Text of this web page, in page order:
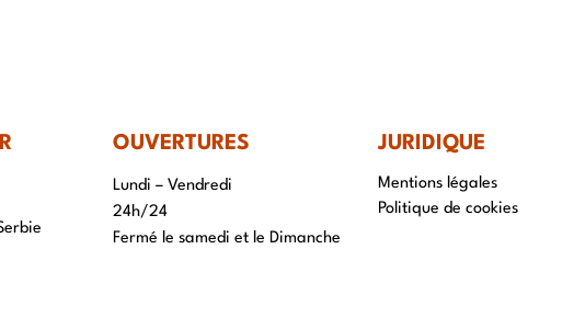
OUVERTURES
Lundi – Vendredi
24h/24
Fermé le samedi et le Dimanche
JURIDIQUE
Mentions légales
Politique de cookies